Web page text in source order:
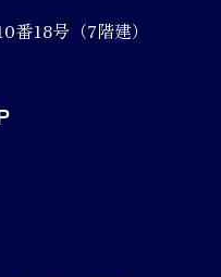
番18号（7階建）